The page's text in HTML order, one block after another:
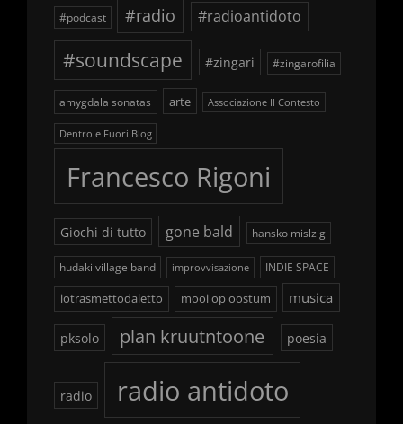
#podcast #radio #radioantidoto
#soundscape #zingari #zingarofilia
amygdala sonatas arte Associazione Il Contesto
Dentro e Fuori Blog
Francesco Rigoni
Giochi di tutto gone bald hansko mislzig
hudaki village band improvvisazione INDIE SPACE
iotrasmettodaletto mooi op oostum musica
pksolo plan kruutntoone poesia
radio radio antidoto